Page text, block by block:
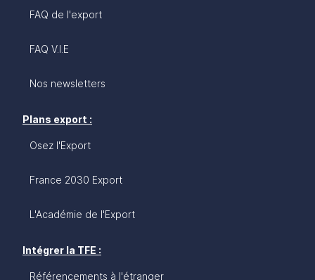
FAQ de l'export
FAQ V.I.E
Nos newsletters
Plans export :
Osez l'Export
France 2030 Export
L'Académie de l'Export
Intégrer la TFE :
Référencements à l'étranger